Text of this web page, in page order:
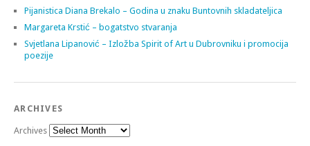
Pijanistica Diana Brekalo – Godina u znaku Buntovnih skladateljica
Margareta Krstić – bogatstvo stvaranja
Svjetlana Lipanović – Izložba Spirit of Art u Dubrovniku i promocija
poezije
ARCHIVES
Archives